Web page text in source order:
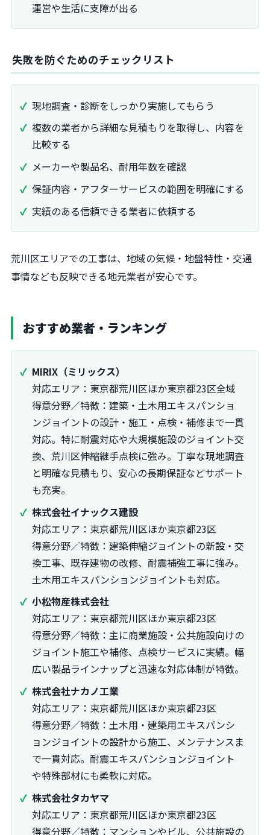
運営や生活に支障が出る
失敗を防ぐためのチェックリスト
現地調査・診断をしっかり実施してもらう
複数の業者から詳細な見積もりを取得し、内容を
比較する
メーカーや製品名、耐用年数を確認
保証内容・アフターサービスの範囲を明確にする
実績のある信頼できる業者に依頼する
荒川区エリアでの工事は、地域の気候・地盤特性・交通
事情なども反映できる地元業者が安心です。
おすすめ業者・ランキング
MIRIX（ミリックス）
対応エリア：東京都荒川区ほか東京都23区全域
得意分野／特徴：建築・土木用エキスパンショ
ンジョイントの設計・施工・点検・補修まで一貫
対応。特に耐震対応や大規模施設のジョイント交
換、荒川区伸縮継手点検に強み。丁寧な現地調査
と明確な見積もり、安心の長期保証などサポート
も充実。
株式会社イナックス建設
対応エリア：東京都荒川区ほか東京都23区
得意分野／特徴：建築伸縮ジョイントの新設・交
換工事、既存建物の改修、耐震補強工事に強み。
土木用エキスパンションジョイントも対応。
小松物産株式会社
対応エリア：東京都荒川区ほか東京都23区
得意分野／特徴：主に商業施設・公共施設向けの
ジョイント施工や補修、点検サービスに実績。幅
広い製品ラインナップと迅速な対応体制が特徴。
株式会社ナカノ工業
対応エリア：東京都荒川区ほか東京都23区
得意分野／特徴：土木用・建築用エキスパンシ
ョンジョイントの設計から施工、メンテナンスま
で一貫対応。耐震エキスパンションジョイント
や特殊部材にも柔軟に対応。
株式会社タカヤマ
対応エリア：東京都荒川区ほか東京都23区
得意分野／特徴：マンションやビル、公共施設の